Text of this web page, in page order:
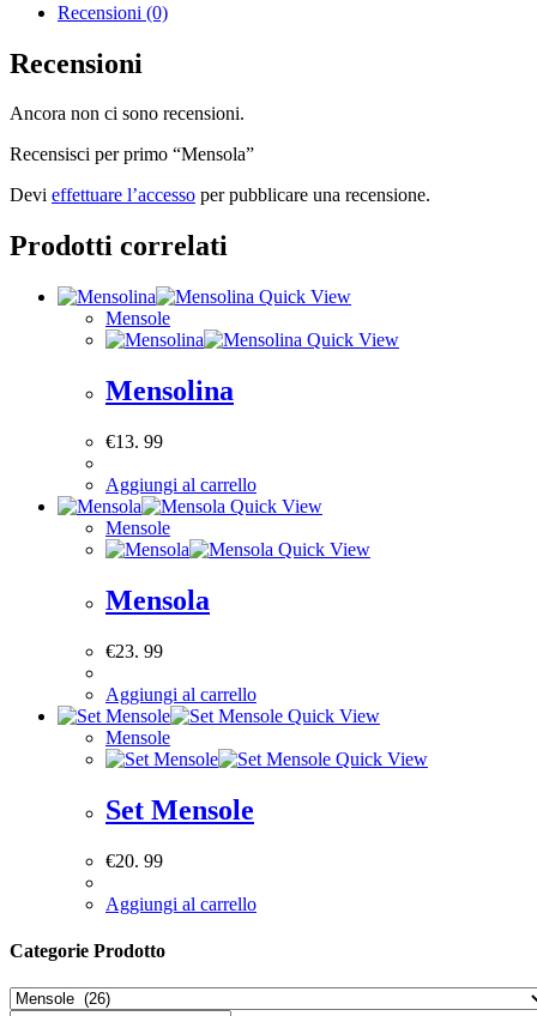
Recensioni (0)
Recensioni
Ancora non ci sono recensioni.
Recensisci per primo “Mensola”
Devi effettuare l’accesso per pubblicare una recensione.
Prodotti correlati
Quick View
Mensole
Quick View
Mensolina
€13. 99
Aggiungi al carrello
Quick View
Mensole
Quick View
Mensola
€23. 99
Aggiungi al carrello
Quick View
Mensole
Quick View
Set Mensole
€20. 99
Aggiungi al carrello
Categorie Prodotto